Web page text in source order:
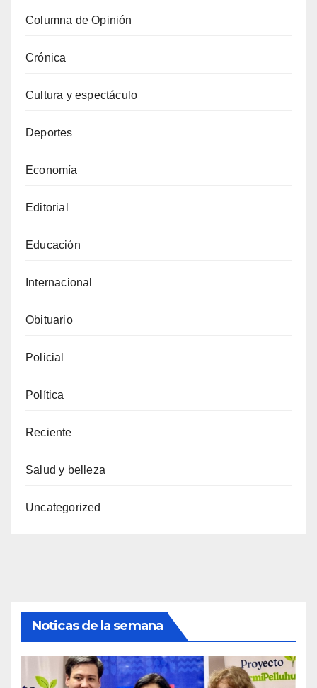
Columna de Opinión
Crónica
Cultura y espectáculo
Deportes
Economía
Editorial
Educación
Internacional
Obituario
Policial
Política
Reciente
Salud y belleza
Uncategorized
Noticas de la semana